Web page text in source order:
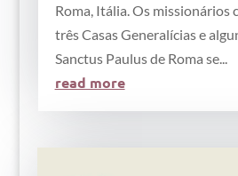
Roma, Itália. Os missionários
três Casas Generalícias e
Sanctus Paulus de Roma se...
read more